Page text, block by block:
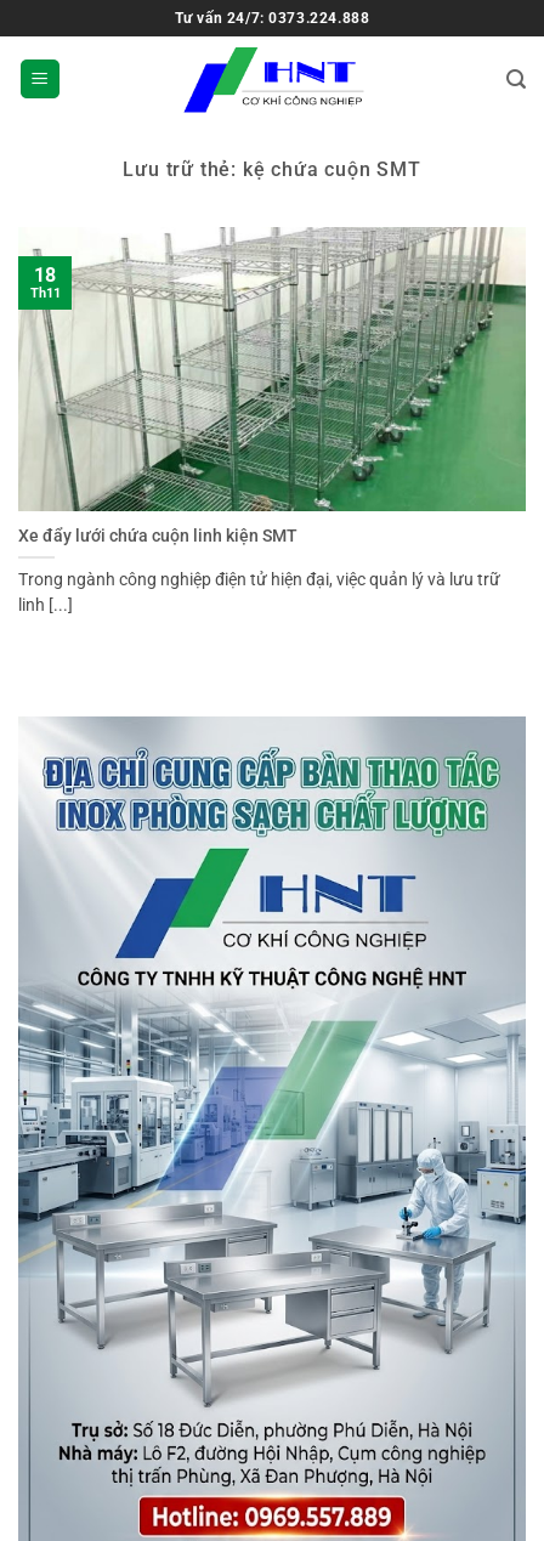
Tư vấn 24/7: 0373.224.888
Lưu trữ thẻ: kệ chứa cuộn SMT
Xe đẩy lưới chứa cuộn linh kiện SMT
Trong ngành công nghiệp điện tử hiện đại, việc quản lý và lưu trữ
linh [...]
18
Th11